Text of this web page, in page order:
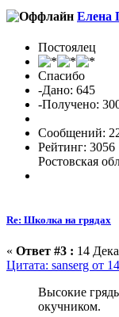
Елена
Постоялец
Спасибо
-Дано: 645
-Получено:
Сообщений:
Рейтинг: 3056
Ростовская
Re: Школка на грядах
« Ответ #3 : 14
Цитата: sanserg от
Высокие
окучником.